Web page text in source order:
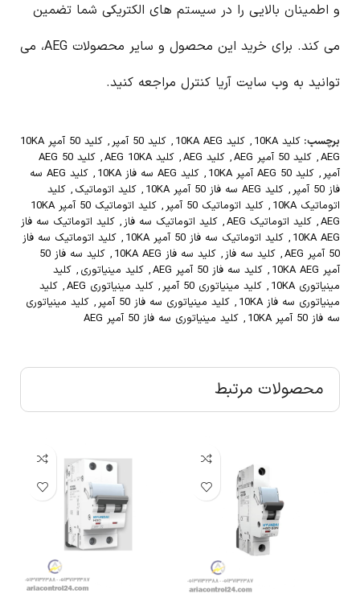
و اطمینان بالایی را در سیستم های الکتریکی شما تضمین
می کند. برای خرید این محصول و سایر محصولات AEG، می
توانید به وب سایت آریا کنترل مراجعه کنید.
برچسب: کلید 10KA , کلید 10KA AEG , کلید 50 آمپر ,
کلید 50 آمپر 10KA
AEG
, کلید 50 آمپر AEG , کلید AEG , کلید AEG 10KA ,
کلید AEG 50
آمپر, کلید AEG 50 آمپر 10KA , کلید AEG سه فاز 10KA ,
کلید AEG سه
فاز 50 آمپر
, کلید AEG سه فاز 50 آمپر 10KA , کلید اتوماتیک , کلید
اتوماتیک 10KA
, کلید اتوماتیک 50 آمپر ,
کلید اتوماتیک 50 آمپر 10KA
AEG
, کلید اتوماتیک AEG , کلید اتوماتیک سه فاز, کلید اتوماتیک سه فاز
10KA AEG
, کلید اتوماتیک سه فاز 50 آمپر 10KA , کلید اتوماتیک سه فاز
50 آمپر AEG
, کلید سه فاز, کلید سه فاز 10KA AEG ,
کلید سه فاز 50
آمپر 10KA AEG
, کلید سه فاز 50 آمپر AEG , کلید مینیاتوری , کلید
مینیاتوری 10KA
, کلید مینیاتوری 50 آمپر , کلید مینیاتوری AEG , کلید
مینیاتوری سه فاز 10KA
, کلید مینیاتوری سه فاز 50 آمپر , کلید مینیاتوری
سه فاز 50 آمپر 10KA
, کلید مینیاتوری سه فاز 50 آمپر AEG
محصولات مرتبط